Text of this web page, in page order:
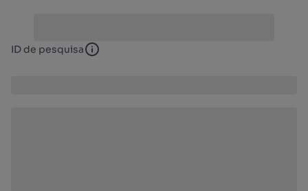
ID de pesquisa ID de pesquisa